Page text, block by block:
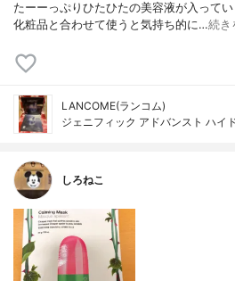
たーーっぷりひたひたの美容液が入って
化粧品と合わせて使うと気持ち的に…続き
LANCOME(ランコム)
ジェニフィック アドバンスト ハイ
しろねこ